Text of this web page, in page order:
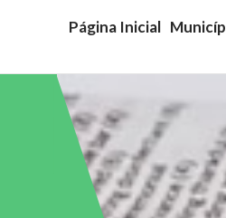
Página Inicial